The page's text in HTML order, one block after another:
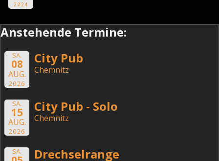
2024
Anstehende Termine:
SA.
08
AUG.
2026
City Pub
Chemnitz
SA.
15
AUG.
2026
City Pub - Solo
Chemnitz
SA. Drechselrange